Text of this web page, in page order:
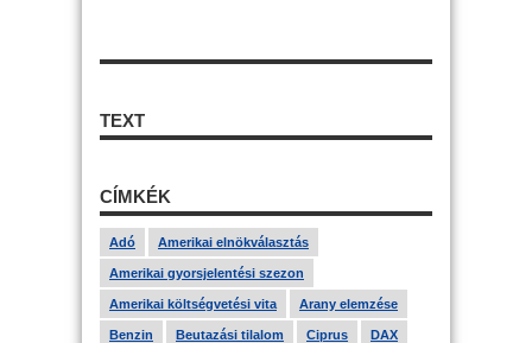
TEXT
CÍMKÉK
Adó Amerikai elnökválasztás
Amerikai gyorsjelentési szezon
Amerikai költségvetési vita Arany elemzése
Benzin Beutazási tilalom Ciprus DAX